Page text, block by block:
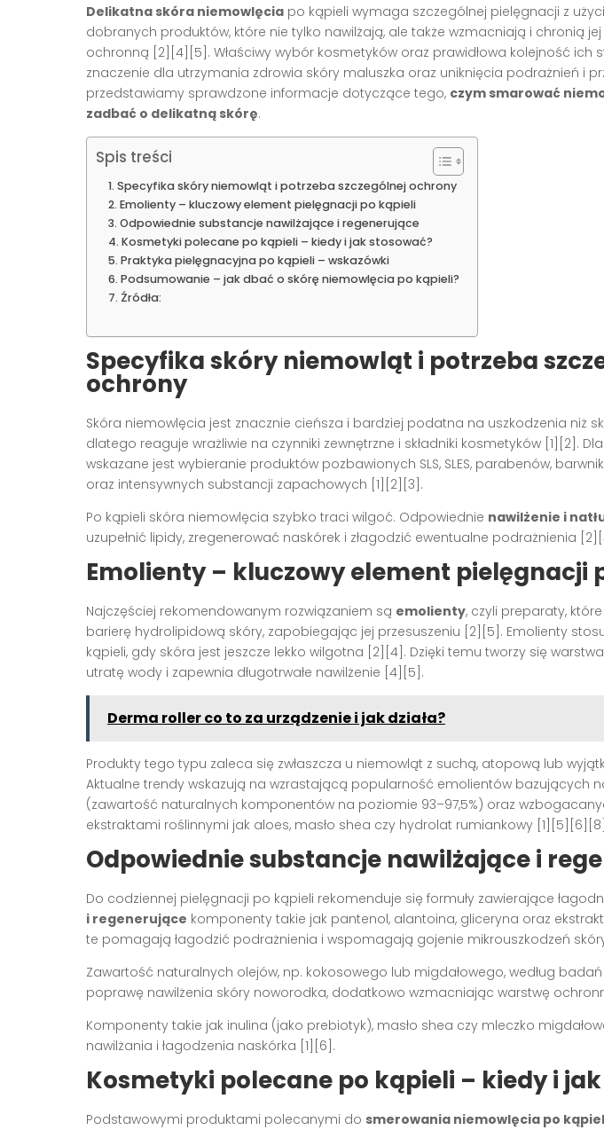
Delikatna skóra niemowlęcia po kąpieli wymaga szczególnej pielęgnacji z
dobranych produktów, które nie tylko nawilżają, ale także wzmacniają i chronią
ochronną [2][4][5] . Właściwy wybór kosmetyków oraz prawidłowa kolejność
znaczenie dla utrzymania zdrowia skóry maluszka oraz uniknięcia podrażnień i
przedstawiamy sprawdzone informacje dotyczące tego, czym smarować
zadbać o delikatną skórę.
Spis treści
Specyfika skóry niemowląt i potrzeba szczególnej ochrony
Emolienty – kluczowy element pielęgnacji po kąpieli
Odpowiednie substancje nawilżające i regenerujące
Kosmetyki polecane po kąpieli – kiedy i jak stosować?
Praktyka pielęgnacyjna po kąpieli – wskazówki
Podsumowanie – jak dbać o skórę niemowlęcia po kąpieli?
Źródła:
Specyfika skóry niemowląt i potrzeba
ochrony
Skóra niemowlęcia jest znacznie cieńsza i bardziej podatna na uszkodzenia niż
dlatego reaguje wrażliwie na czynniki zewnętrzne i składniki kosmetyków [1][2] .
wskazane jest wybieranie produktów pozbawionych SLS, SLES, parabenów,
oraz intensywnych substancji zapachowych [1][2][3] .
Po kąpieli skóra niemowlęcia szybko traci wilgoć. Odpowiednie nawilżenie i
uzupełnić lipidy, zregenerować naskórek i złagodzić ewentualne podrażnienia
Emolienty – kluczowy element pielęgnacji
Najczęściej rekomendowanym rozwiązaniem są emolienty, czyli preparaty,
barierę hydrolipidową skóry, zapobiegając jej przesuszeniu [2][5] . Emolienty
kąpieli, gdy skóra jest jeszcze lekko wilgotna [2][4] . Dzięki temu tworzy się
utratę wody i zapewnia długotrwałe nawilżenie [4][5] .
Derma roller co to za urządzenie i jak działa?
Produkty tego typu zaleca się zwłaszcza u niemowląt z suchą, atopową lub
Aktualne trendy wskazują na wzrastającą popularność emolientów bazujących
(zawartość naturalnych komponentów na poziomie 93–97,5%) oraz
ekstraktami roślinnymi jak aloes, masło shea czy hydrolat rumiankowy [1][5][6][8]
Odpowiednie substancje nawilżające i
Do codziennej pielęgnacji po kąpieli rekomenduje się formuły zawierające
i regenerujące komponenty takie jak pantenol, alantoina, gliceryna oraz
te pomagają łagodzić podrażnienia i wspomagają gojenie mikrouszkodzeń
Zawartość naturalnych olejów, np. kokosowego lub migdałowego, według
poprawę nawilżenia skóry noworodka, dodatkowo wzmacniając warstwę
Komponenty takie jak inulina (jako prebiotyk), masło shea czy mleczko
nawilżania i łagodzenia naskórka [1][6] .
Kosmetyki polecane po kąpieli – kiedy i
Podstawowymi produktami polecanymi do smerowania niemowlęcia po